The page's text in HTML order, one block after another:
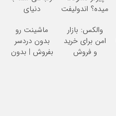
میده؟ اندولیفت
دنیای
دیجیتال
والکس: بازار
امن برای خرید
و فروش
ماشینت رو
بدون دردسر
بفروش | بدون